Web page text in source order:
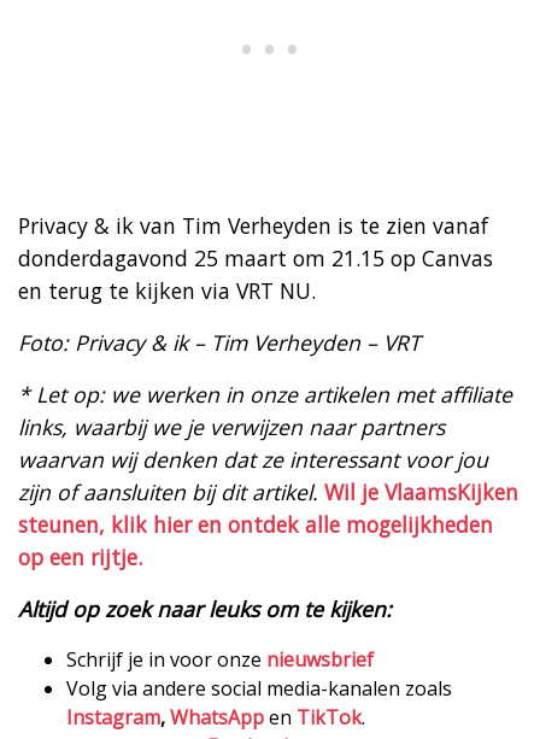
Privacy & ik van Tim Verheyden is te zien vanaf
donderdagavond 25 maart om 21.15 op Canvas
en terug te kijken via VRT NU.
Foto: Privacy & ik – Tim Verheyden – VRT
* Let op: we werken in onze artikelen met affiliate
links, waarbij we je verwijzen naar partners
waarvan wij denken dat ze interessant voor jou
zijn of aansluiten bij dit artikel. Wil je VlaamsKijken
steunen, klik hier en ontdek alle mogelijkheden
op een rijtje.
Altijd op zoek naar leuks om te kijken:
Schrijf je in voor onze nieuwsbrief
Volg via andere social media-kanalen zoals
Instagram,WhatsAppen TikTok.